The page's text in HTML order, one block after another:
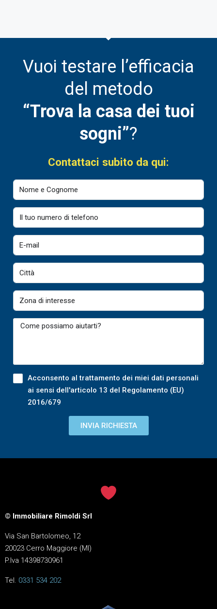
Vuoi testare l’efficacia
del metodo
“Trova la casa dei tuoi
sogni”?
Contattaci subito da qui:
Acconsento al trattamento dei miei dati personali
ai sensi dell'articolo 13 del Regolamento (EU)
2016/679
INVIA RICHIESTA
© Immobiliare Rimoldi Srl
Via San Bartolomeo, 12
20023 Cerro Maggiore (MI)
P.Iva 14398730961
Tel. 0331 534 202